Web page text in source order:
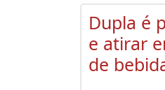
Dupla é
e atirar
de